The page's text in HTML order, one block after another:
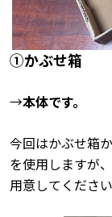
➀かぶせ箱
→本体です。
今回はかぶせ箱
を使用しますが
用意してください